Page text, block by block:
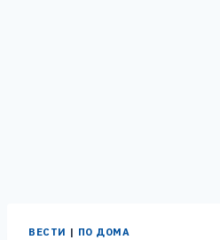
ВЕСТИ | ПО ДОМА